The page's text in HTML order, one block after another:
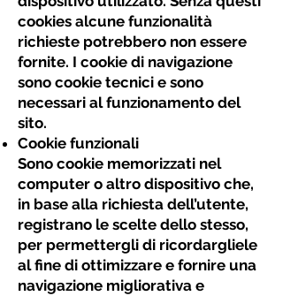
cookies alcune funzionalità
richieste potrebbero non essere
fornite. I cookie di navigazione
sono cookie tecnici e sono
necessari al funzionamento del
sito.
Cookie funzionali
Sono cookie memorizzati nel
computer o altro dispositivo che,
in base alla richiesta dell’utente,
registrano le scelte dello stesso,
per permettergli di ricordargliele
al fine di ottimizzare e fornire una
navigazione migliorativa e